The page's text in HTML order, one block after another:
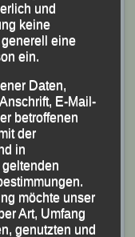
dem Beifall der
Betreuer hatten
je
50 m bis
Dosenwerfen
musste pro
werden.
und
keine
eine
ein.
Daten,
E-Mail-
betroffenen
der
in
möchte unser
Art, Umfang
genutzten und